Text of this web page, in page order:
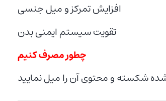
افزایش تمرکز و میل جنسی
تقویت سیستم ایمنی بدن
چطور مصرف کنیم